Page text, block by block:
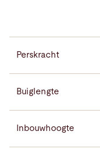
Perskracht
Buiglengte
Inbouwhoogte